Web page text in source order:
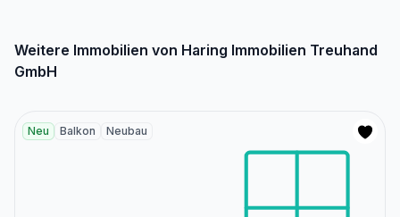
Weitere Immobilien von Haring Immobilien Treuhand
GmbH
Neu Balkon Neubau